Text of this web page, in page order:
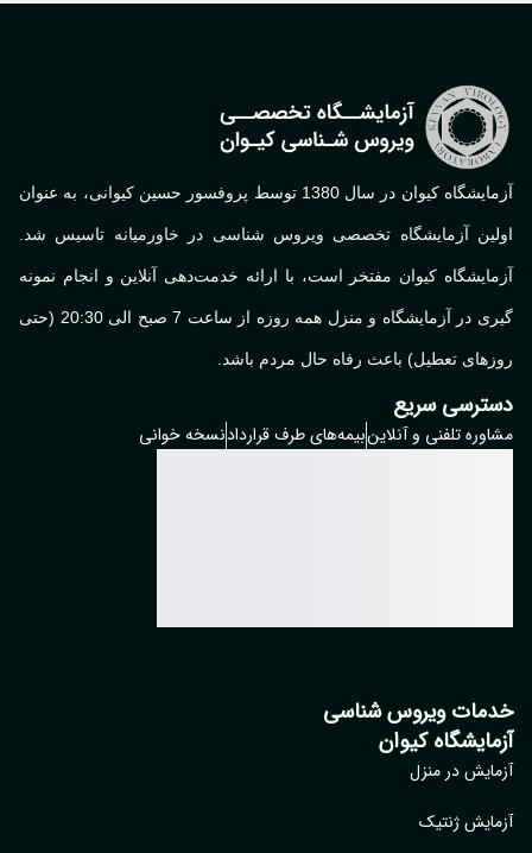
مدرنا و برکت منعی برای اهدای خون ندارد و داوطلبین
اهدای خون می توانند پس از بهبودی واکنش های اولیه
به واکسن از جمله تب، درد عضلانی ضعف و بیحالی،
جهت اهدای خون به مراکز اهدای خون مراجعه کنند.
آزمایشگاه کیوان در سال 1380 توسط پروفسور حسین کیوانی، به عنوان
اولین آزمایشگاه تخصصی ویروس شناسی در خاورمیانه تاسیس شد.
آزمایشگاه کیوان مفتخر است، با ارائه خدمت‌دهی آنلاین و انجام نمونه
گیری در آزمایشگاه و منزل همه روزه از ساعت 7 صبح الی 20:30 (حتی
روزهای تعطیل) باعث رفاه حال مردم باشد.
دسترسی سریع
مشاوره تلفنی و آنلاینبیمه‌های طرف قراردادنسخه خوانی
خدمات ویروس شناسی
آزمایشگاه کیوان
آزمایش در منزل
آزمایش ژنتیک